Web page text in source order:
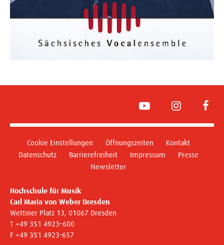
YouTube Instagram
Cookie Einstellungen Öffnungszeiten
Kontakt
Datenschutz
Barrierefreiheit Impressum
Presse
Newsletter
Hochschule für Musik
Carl Maria von Weber Dresden
Wettiner Platz 13, 01067 Dresden
T +49 351 4923–600
F +49 351 4923-657